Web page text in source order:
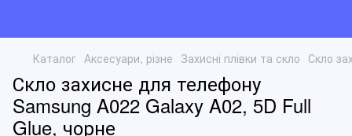
Каталог Аксесуари, різне Захисні плівки та скло Скло
Скло захисне для телефону
Samsung A022 Galaxy A02, 5D Full
Glue, чорне